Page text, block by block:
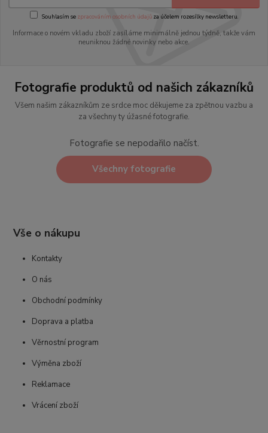
Souhlasím se zpracováním osobních údajůza účelem rozesílky newsletteru.
Informace o novém vkladu zboží zasíláme minimálně jednou týdně, takže vám
neuniknou žádné novinky nebo akce.
Fotografie produktů od našich zákazníků
Všem našim zákazníkům ze srdce moc děkujeme za zpětnou vazbu a
za všechny ty úžasné fotografie.
Fotografie se nepodařilo načíst.
Všechny fotografie
Vše o nákupu
Kontakty
O nás
Obchodní podmínky
Doprava a platba
Věrnostní program
Výměna zboží
Reklamace
Vrácení zboží